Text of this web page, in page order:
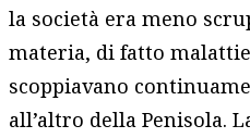
la società era meno
materia, di fatto
scoppiavano
all’altro della Penisola.